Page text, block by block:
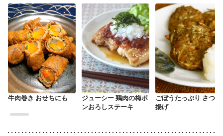
牛肉巻き おせちにも
ジューシー 鶏肉の梅ポ
ンおろしステーキ
ごぼうたっぷり さつま
揚げ